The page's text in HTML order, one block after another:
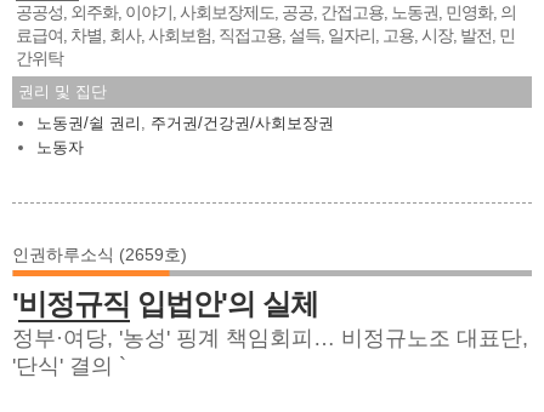
공공성 외주화, 이야기 사회보장제도 공공 간접고용 노동권 민영화, 의
료급여 차별 회사, 사회보험 직접고용 설득 일자리 고용 시장, 발전 민
간위탁
권리 및 집단
노동권/쉴 권리
주거권/건강권/사회보장권
노동자
인권하루소식 (2659호)
'비정규직 입법안'의 실체
정부·여당, '농성' 핑계 책임회피… 비정규노조 대표단,
'단식' 결의 `